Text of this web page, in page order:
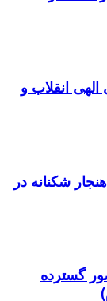
الهی انقلاب و
شکنانه در
گسترده